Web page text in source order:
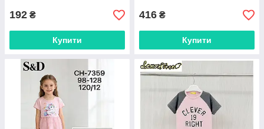
192 ₴
Купити
416 ₴
Купити